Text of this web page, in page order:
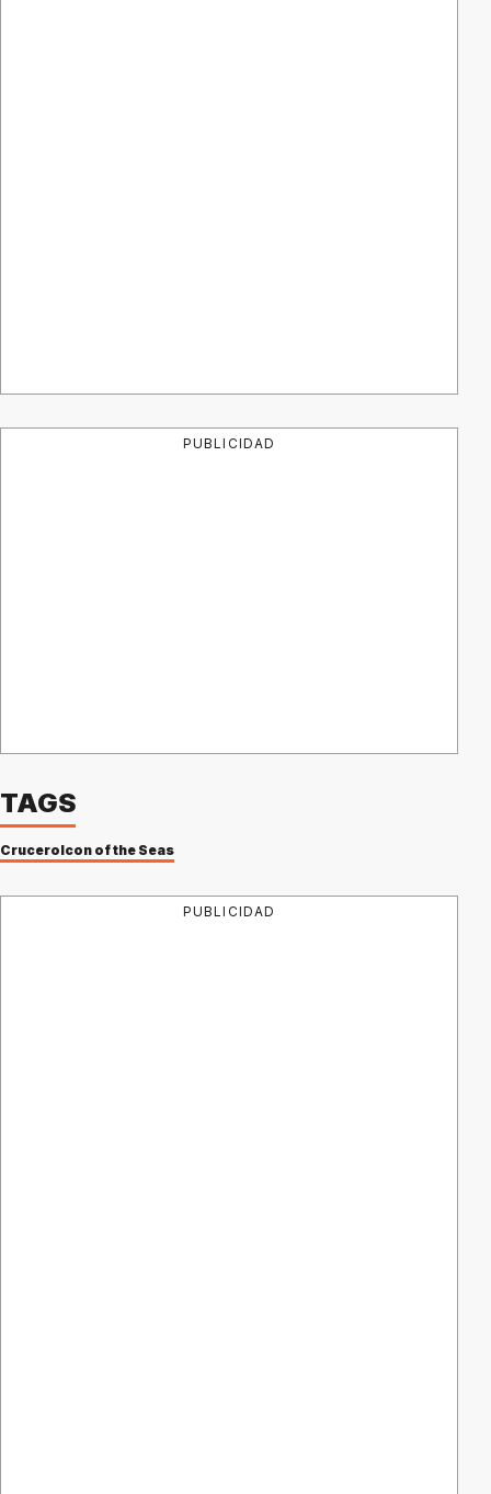
PUBLICIDAD
TAGS
CruceroIcon of the Seas
PUBLICIDAD